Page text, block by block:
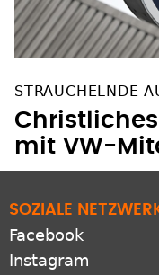
STRAUCHELNDE
mit VW-
SOZIALE
Facebook
Instagram